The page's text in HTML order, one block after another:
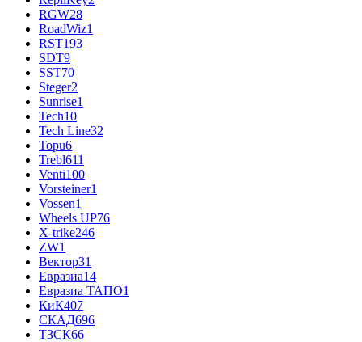
RGW28
RoadWiz1
RST193
SDT9
SST70
Steger2
Sunrise1
Tech10
Tech Line32
Topu6
Trebl611
Venti100
Vorsteiner1
Vossen1
Wheels UP76
X-trike246
ZW1
Вектор31
Евразиа14
Евразиа ТАПО1
КиК407
СКАД696
ТЗСК66